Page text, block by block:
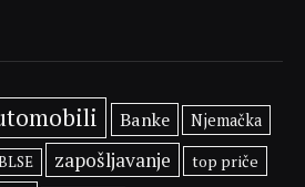
Banke Njemačka
zapošljavanje top priče